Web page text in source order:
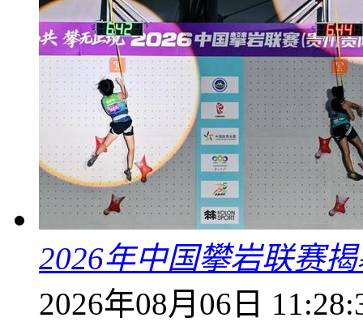
2026年中国攀岩联赛
2026年08月06日